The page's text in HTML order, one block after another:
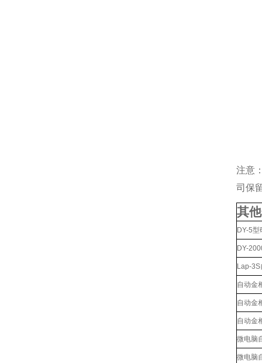
注意
司保
其
DY-5
DY-
Lap-
自动金
自动金
自动金
微电脑
微电脑